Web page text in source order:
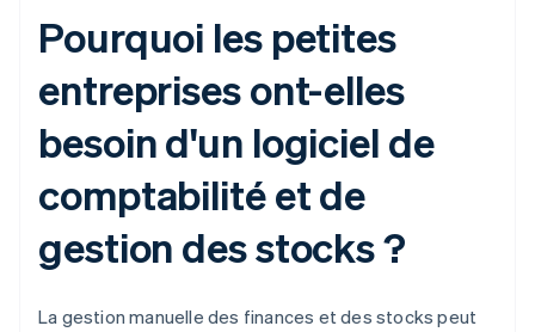
Pourquoi les petites
entreprises ont-elles
besoin d'un logiciel de
comptabilité et de
gestion des stocks ?
La gestion manuelle des finances et des stocks peut